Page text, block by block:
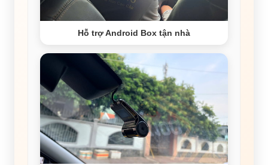
Hỗ trợ Android Box tận nhà